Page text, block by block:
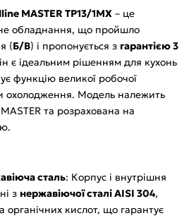
MASTER TP13/1MХ – це
обладнання, що пройшло
(Б/В) і пропонується з гарантією 3
є ідеальним рішенням для кухонь
функцію великої робочої
охолодження. Модель належить
та розрахована на
сталь: Корпус і внутрішня
з нержавіючої сталі AISI 304,
органічних кислот, що гарантує